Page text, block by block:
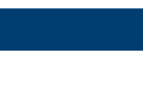
i Aabenraa Kommune